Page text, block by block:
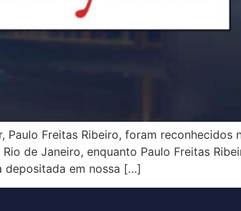
Freitas Ribeiro, foram reconhecidos
de Janeiro, enquanto Paulo Freitas
depositada em nossa […]